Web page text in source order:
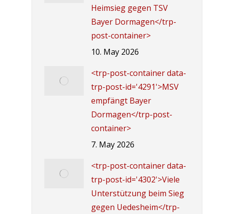
Heimsieg gegen TSV
Bayer Dormagen</trp-
post-container>
10. May 2026
<trp-post-container data-
trp-post-id='4291'>MSV
empfängt Bayer
Dormagen</trp-post-
container>
7. May 2026
<trp-post-container data-
trp-post-id='4302'>Viele
Unterstützung beim Sieg
gegen Uedesheim</trp-